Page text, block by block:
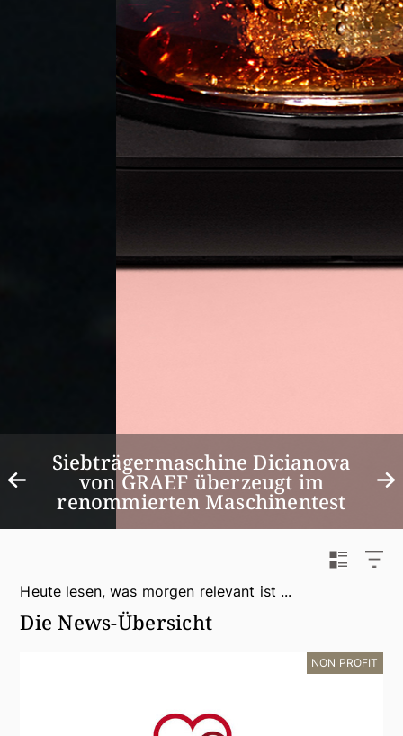
Getränke kaufen war gestern!
Sodastream launcht ULTIMATE
MULTI-DRINK
Heute lesen, was morgen relevant ist ...
Die News-Übersicht
NON PROFIT